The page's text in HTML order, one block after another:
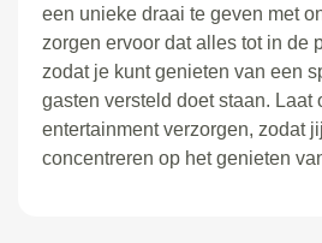
een unieke draai te geven met
zorgen ervoor dat alles tot in de
zodat je kunt genieten van een
gasten versteld doet staan. Laat
entertainment verzorgen, zodat
concentreren op het genieten